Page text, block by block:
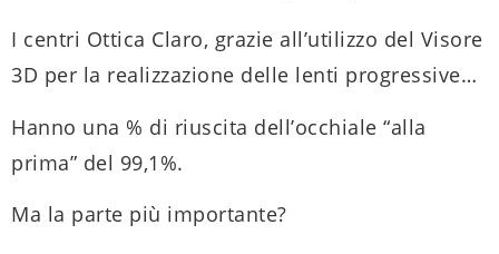
I centri Ottica Claro, grazie all’utilizzo del Visore
3D per la realizzazione delle lenti progressive…
Hanno una % di riuscita dell’occhiale “alla
prima” del 99,1%.
Ma la parte più importante?